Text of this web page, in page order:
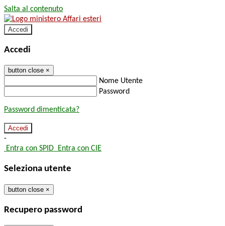
Salta al contenuto
Accedi
Accedi
button close ×
Nome Utente
Password
Password dimenticata?
-
Entra con SPID Entra con CIE
Seleziona utente
button close ×
Recupero password